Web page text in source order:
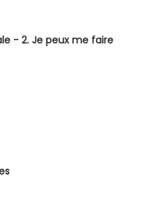
- 2. Je peux me faire